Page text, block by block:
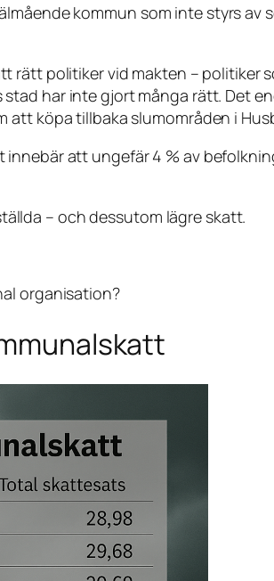
kommun som inte styrs av
rätt politiker vid makten – politiker
har inte gjort många rätt. Det
att köpa tillbaka slumområden i
innebär att ungefär 4 % av
– och dessutom lägre skatt.
organisation?